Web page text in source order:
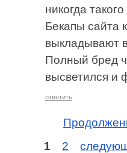
никогда
Бекапы сайта
выкладывают
Полный бред
высветился и
ответить
1
2